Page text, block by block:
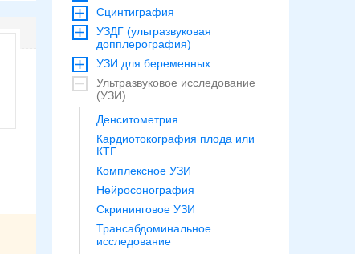
Сцинтиграфия
УЗДГ (ультразвуковая
допплерография)
УЗИ для беременных
Ультразвуковое исследование
(УЗИ)
Денситометрия
Кардиотокография плода или
КТГ
Комплексное УЗИ
Нейросонография
Скрининговое УЗИ
Трансабдоминальное
исследование